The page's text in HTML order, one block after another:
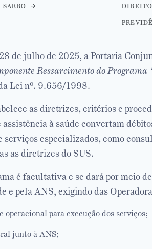
sarro
de julho de 2025, a Portaria
Ressarcimento do
Lei nº. 9.656/1998.
as diretrizes, critérios e
à saúde convertam
serviços especializados, como
as diretrizes do SUS.
é facultativa e se dará por meio
e pela ANS, exigindo das
operacional para execução dos serviços;
junto à ANS;